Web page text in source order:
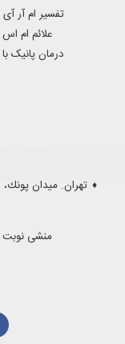
تفسیر ام آر
علائم ام
درمان پانیک
♦ تهران. ميدان پونك،
منشی